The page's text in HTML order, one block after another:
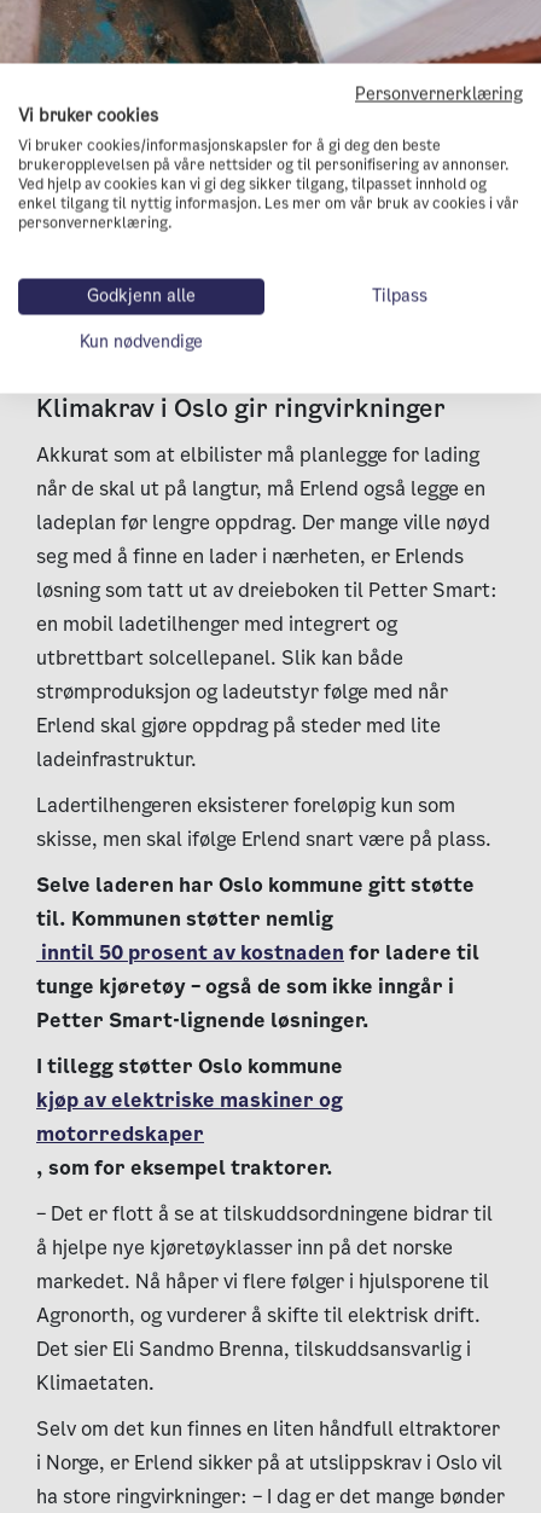
Ugresset er sjanseløst i møte med klipperen til Erlend.
Klimakrav i Oslo gir ringvirkninger
Akkurat som at elbilister må planlegge for lading
når de skal ut på langtur, må Erlend også legge en
ladeplan før lengre oppdrag. Der mange ville nøyd
seg med å finne en lader i nærheten, er Erlends
løsning som tatt ut av dreieboken til Petter Smart:
en mobil ladetilhenger med integrert og
utbrettbart solcellepanel. Slik kan både
strømproduksjon og ladeutstyr følge med når
Erlend skal gjøre oppdrag på steder med lite
ladeinfrastruktur.
Ladertilhengeren eksisterer foreløpig kun som
skisse, men skal ifølge Erlend snart være på plass.
Selve laderen har Oslo kommune gitt støtte
til. Kommunen støtter nemlig
inntil 50 prosent av kostnaden for ladere til
tunge kjøretøy – også de som ikke inngår i
Petter Smart-lignende løsninger.
I tillegg støtter Oslo kommune
kjøp av elektriske maskiner og
motorredskaper
, som for eksempel traktorer.
– Det er flott å se at tilskuddsordningene bidrar til
å hjelpe nye kjøretøyklasser inn på det norske
markedet. Nå håper vi flere følger i hjulsporene til
Agronorth, og vurderer å skifte til elektrisk drift.
Det sier Eli Sandmo Brenna, tilskuddsansvarlig i
Klimaetaten.
Selv om det kun finnes en liten håndfull eltraktorer
i Norge, er Erlend sikker på at utslippskrav i Oslo vil
ha store ringvirkninger: – I dag er det mange bønder
Personvernerklæring
Vi bruker cookies
Vi bruker cookies/informasjonskapsler for å gi deg den beste
brukeropplevelsen på våre nettsider og til personifisering av annonser.
Ved hjelp av cookies kan vi gi deg sikker tilgang, tilpasset innhold og
enkel tilgang til nyttig informasjon. Les mer om vår bruk av cookies i vår
personvernerklæring.
Godkjenn alle
Tilpass
Kun nødvendige